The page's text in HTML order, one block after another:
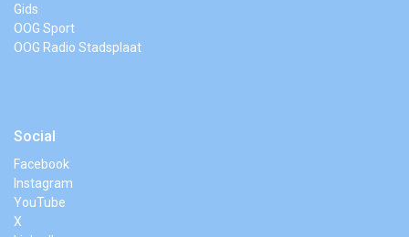
Gids
OOG Sport
OOG Radio Stadsplaat
Social
Facebook
Instagram
YouTube
X